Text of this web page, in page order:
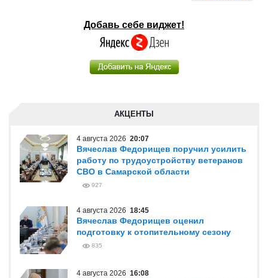
Добавь себе виджет!
АКЦЕНТЫ
4 августа 2026 20:07
Вячеслав Федорищев поручил усилить
работу по трудоустройству ветеранов
СВО в Самарской области
927
4 августа 2026 18:45
Вячеслав Федорищев оценил
подготовку к отопительному сезону
835
4 августа 2026 16:08